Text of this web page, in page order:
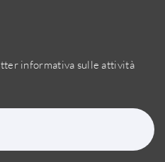
informativa sulle attività